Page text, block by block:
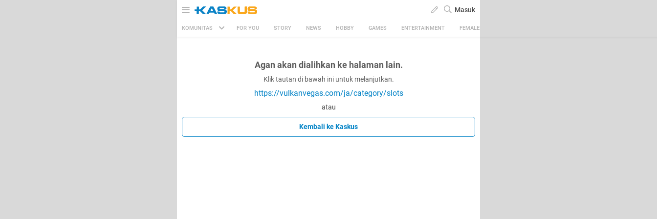
Masuk
KOMUNITAS FOR YOU STORY NEWS HOBBY GAMES ENTERTAINMENT FEMALE
Agan akan dialihkan ke halaman lain.
Klik tautan di bawah ini untuk melanjutkan.
https://vulkanvegas.com/ja/category/slots
atau
Kembali ke Kaskus